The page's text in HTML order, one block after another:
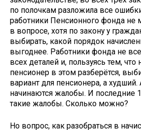
по полочкам разложила все
работники Пенсионного фонда не
в вопросе, хотя по закону у
выбирать, какой порядок
выгоднее. Работники фонда не
всех деталей и, пользуясь тем,
пенсионер в этом разберётся,
вариант для пенсионера, а
начинаются жалобы. И последние
такие жалобы. Сколько можно?
Но вопрос, как разобраться в